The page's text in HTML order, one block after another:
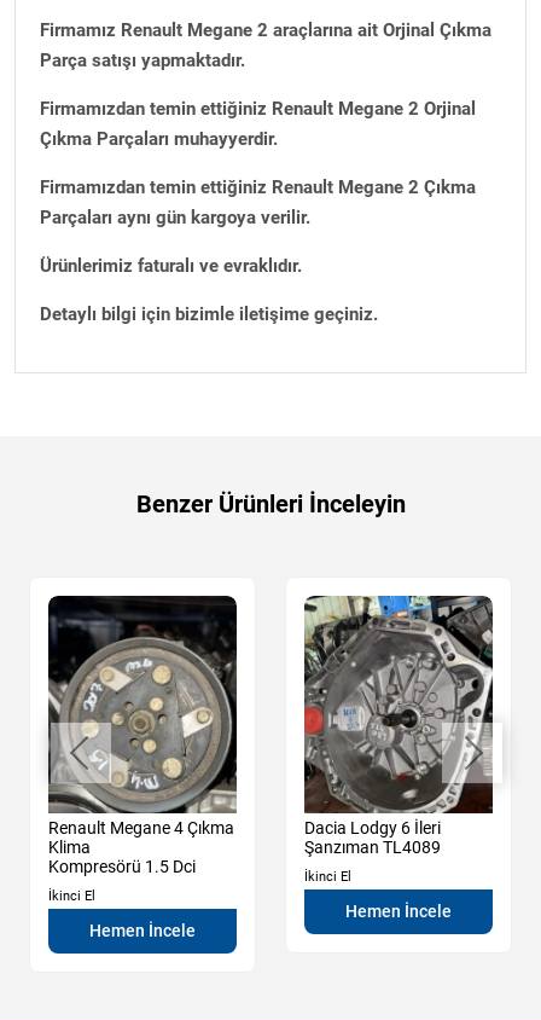
Firmamız Renault Megane 2 araçlarına ait Orjinal Çıkma
Parça satışı yapmaktadır.
Firmamızdan temin ettiğiniz Renault Megane 2 Orjinal
Çıkma Parçaları muhayyerdir.
Firmamızdan temin ettiğiniz Renault Megane 2 Çıkma
Parçaları aynı gün kargoya verilir.
Ürünlerimiz faturalı ve evraklıdır.
Detaylı bilgi için bizimle iletişime geçiniz.
Benzer Ürünleri İnceleyin
Renault Megane 4 Çıkma
Klima
Kompresörü 1.5 Dci
İkinci El
Hemen İncele
Dacia Lodgy 6 İleri
Şanzıman TL4089
İkinci El
Hemen İncele